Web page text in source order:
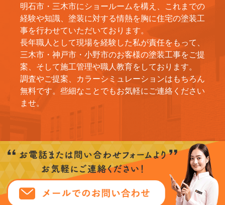
明石市・三木市にショールームを構え、これまでの
経験や知識、塗装に対する情熱を胸に住宅の塗装工
事を行わせていただいております。
長年職人として現場を経験した私が責任をもって、
三木市・神戸市・小野市のお客様の塗装工事をご提
案、そして施工管理や職人教育をしております。
調査やご提案、カラーシミュレーションはもちろん
無料です。些細なことでもお気軽にご連絡ください
ませ。